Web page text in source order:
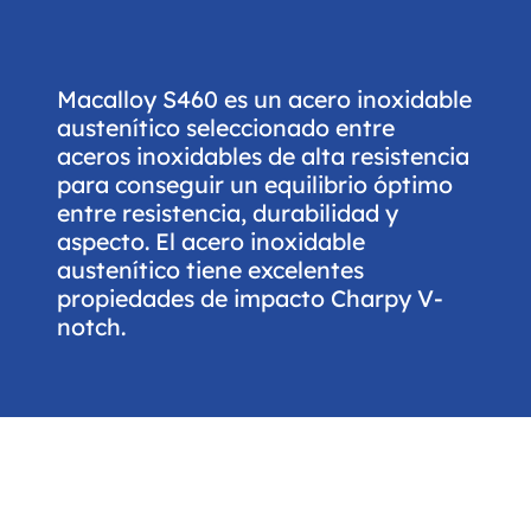
Macalloy S460 es un acero inoxidable
austenítico seleccionado entre
aceros inoxidables de alta resistencia
para conseguir un equilibrio óptimo
entre resistencia, durabilidad y
aspecto. El acero inoxidable
austenítico tiene excelentes
propiedades de impacto Charpy V-
notch.